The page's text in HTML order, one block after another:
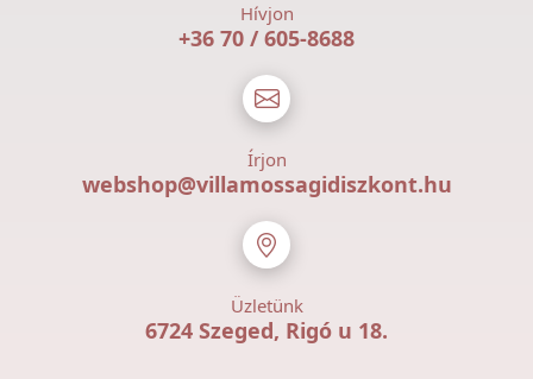
Hívjon
+36 70 / 605-8688
Írjon
webshop@villamossagidiszkont.hu
Üzletünk
6724 Szeged, Rigó u 18.